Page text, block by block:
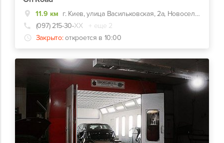
11.9 км
г. Киев, улица Васильковская, 2а, Новоселки (Киево-Святошинский р-н)
(097) 215-30-ХХ
+ еще 2
Закрыто: откроется в 10:00